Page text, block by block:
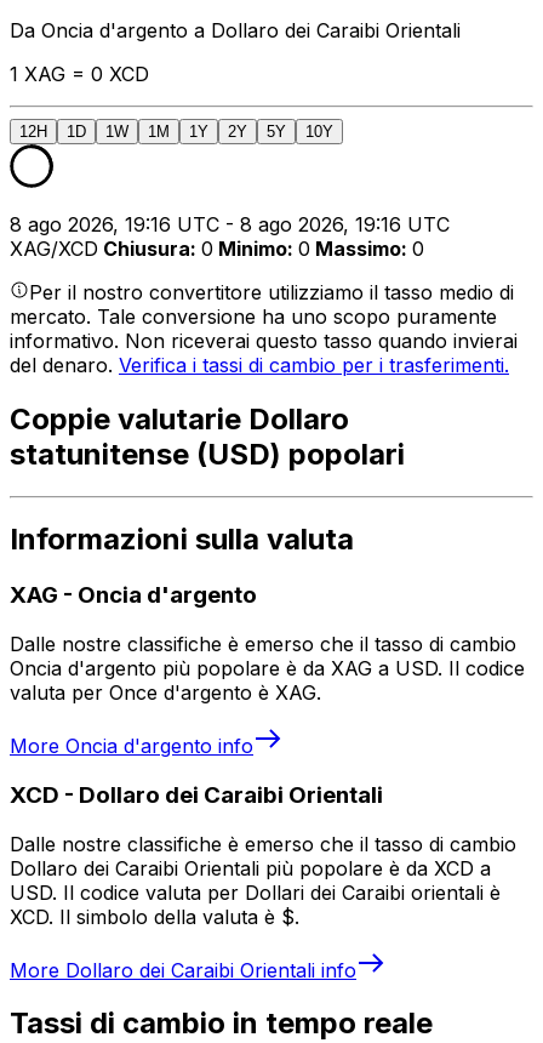
Da Oncia d'argento a Dollaro dei Caraibi Orientali
1 XAG = 0 XCD
12H 1D 1W 1M 1Y 2Y 5Y 10Y
8 ago 2026, 19:16 UTC - 8 ago 2026, 19:16 UTC
XAG/XCD Chiusura: 0 Minimo: 0 Massimo: 0
Per il nostro convertitore utilizziamo il tasso medio di
mercato. Tale conversione ha uno scopo puramente
informativo. Non riceverai questo tasso quando invierai
del denaro. Verifica i tassi di cambio per i trasferimenti.
Coppie valutarie Dollaro
statunitense (USD) popolari
Informazioni sulla valuta
XAG - Oncia d'argento
Dalle nostre classifiche è emerso che il tasso di cambio
Oncia d'argento più popolare è da XAG a USD. Il codice
valuta per Once d'argento è XAG.
More Oncia d'argento info
XCD - Dollaro dei Caraibi Orientali
Dalle nostre classifiche è emerso che il tasso di cambio
Dollaro dei Caraibi Orientali più popolare è da XCD a
USD. Il codice valuta per Dollari dei Caraibi orientali è
XCD. Il simbolo della valuta è $.
More Dollaro dei Caraibi Orientali info
Tassi di cambio in tempo reale